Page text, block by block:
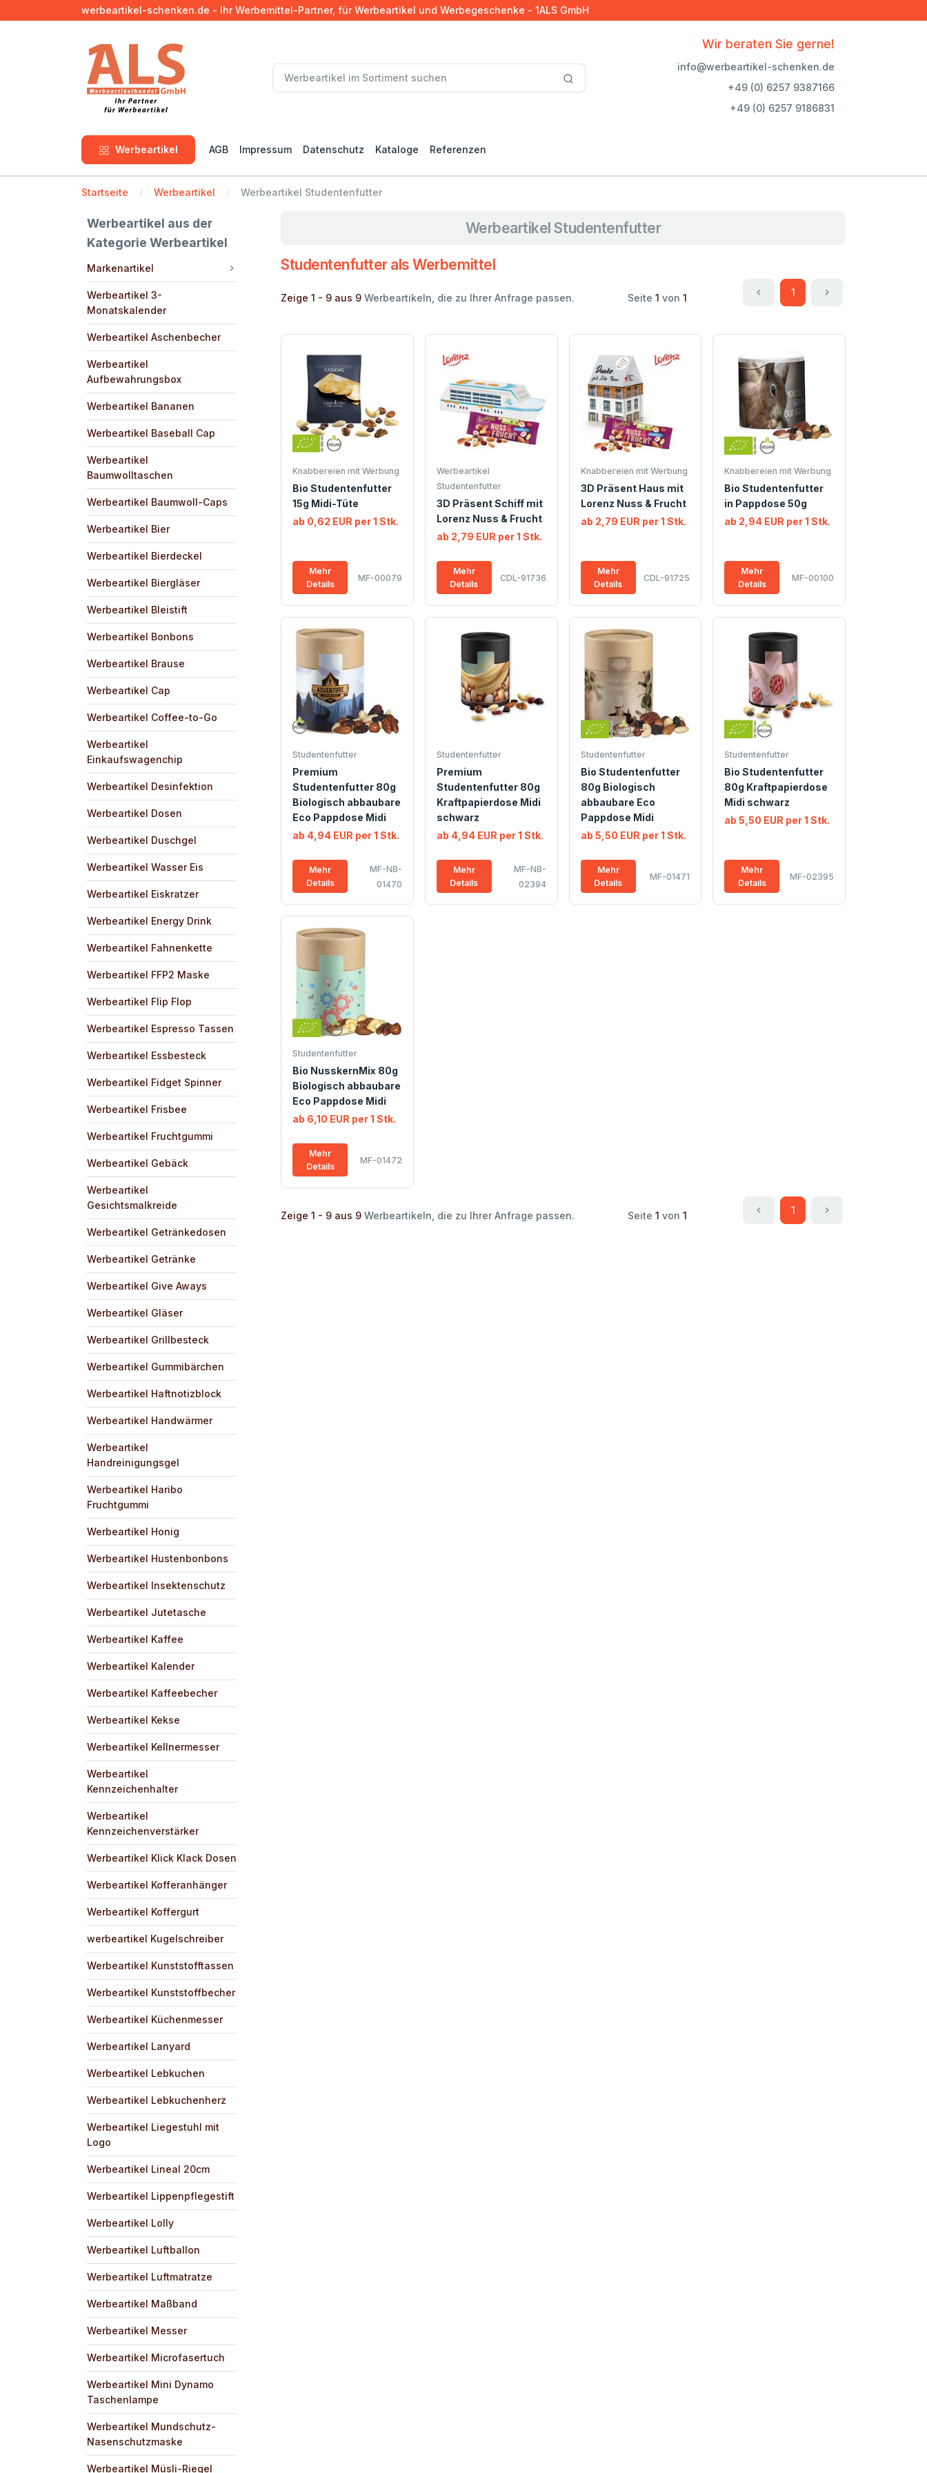
werbeartikel-schenken.de - Ihr Werbemittel-Partner, für Werbeartikel und Werbegeschenke - 1ALS GmbH
Wir beraten Sie gerne!
info@werbeartikel-schenken.de
+49 (0) 6257 9387166
+49 (0) 6257 9186831
Werbeartikel AGB Impressum Datenschutz Kataloge Referenzen
Startseite Werbeartikel Werbeartikel Studentenfutter
Werbeartikel aus der
Kategorie Werbeartikel
Markenartikel
Werbeartikel 3-
Monatskalender
Werbeartikel Aschenbecher
Werbeartikel
Aufbewahrungsbox
Werbeartikel Bananen
Werbeartikel Baseball Cap
Werbeartikel
Baumwolltaschen
Werbeartikel Baumwoll-Caps
Werbeartikel Bier
Werbeartikel Bierdeckel
Werbeartikel Biergläser
Werbeartikel Bleistift
Werbeartikel Bonbons
Werbeartikel Brause
Werbeartikel Cap
Werbeartikel Coffee-to-Go
Werbeartikel
Einkaufswagenchip
Werbeartikel Desinfektion
Werbeartikel Dosen
Werbeartikel Duschgel
Werbeartikel Wasser Eis
Werbeartikel Eiskratzer
Werbeartikel Energy Drink
Werbeartikel Fahnenkette
Werbeartikel FFP2 Maske
Werbeartikel Flip Flop
Werbeartikel Espresso Tassen
Werbeartikel Essbesteck
Werbeartikel Fidget Spinner
Werbeartikel Frisbee
Werbeartikel Fruchtgummi
Werbeartikel Gebäck
Werbeartikel
Gesichtsmalkreide
Werbeartikel Getränkedosen
Werbeartikel Getränke
Werbeartikel Give Aways
Werbeartikel Gläser
Werbeartikel Grillbesteck
Werbeartikel Gummibärchen
Werbeartikel Haftnotizblock
Werbeartikel Handwärmer
Werbeartikel
Handreinigungsgel
Werbeartikel Haribo
Fruchtgummi
Werbeartikel Honig
Werbeartikel Hustenbonbons
Werbeartikel Insektenschutz
Werbeartikel Jutetasche
Werbeartikel Kaffee
Werbeartikel Kalender
Werbeartikel Kaffeebecher
Werbeartikel Kekse
Werbeartikel Kellnermesser
Werbeartikel
Kennzeichenhalter
Werbeartikel
Kennzeichenverstärker
Werbeartikel Klick Klack Dosen
Werbeartikel Kofferanhänger
Werbeartikel Koffergurt
werbeartikel Kugelschreiber
Werbeartikel Kunststofftassen
Werbeartikel Kunststoffbecher
Werbeartikel Küchenmesser
Werbeartikel Lanyard
Werbeartikel Lebkuchen
Werbeartikel Lebkuchenherz
Werbeartikel Liegestuhl mit
Logo
Werbeartikel Lineal 20cm
Werbeartikel Lippenpflegestift
Werbeartikel Lolly
Werbeartikel Luftballon
Werbeartikel Luftmatratze
Werbeartikel Maßband
Werbeartikel Messer
Werbeartikel Microfasertuch
Werbeartikel Mini Dynamo
Taschenlampe
Werbeartikel Mundschutz-
Nasenschutzmaske
Werbeartikel Müsli-Riegel
Werbeartikel Studentenfutter
Studentenfutter als Werbemittel
Zeige 1 - 9 aus 9 Werbeartikeln, die zu Ihrer Anfrage passen. Seite1 von1 1
Knabbereien mit Werbung
Bio Studentenfutter
15g Midi-Tüte
ab 0,62 EUR per 1 Stk.
Mehr
Details
MF-00079
Werbeartikel
Studentenfutter
3D Präsent Schiff mit
Lorenz Nuss & Frucht
ab 2,79 EUR per 1 Stk.
Mehr
Details
CDL-91736
Knabbereien mit Werbung
3D Präsent Haus mit
Lorenz Nuss & Frucht
ab 2,79 EUR per 1 Stk.
Mehr
Details
CDL-91725
Knabbereien mit Werbung
Bio Studentenfutter
in Pappdose 50g
ab 2,94 EUR per 1 Stk.
Mehr
Details
MF-00100
Studentenfutter
Premium
Studentenfutter 80g
Biologisch abbaubare
Eco Pappdose Midi
ab 4,94 EUR per 1 Stk.
Mehr
Details
MF-NB-
01470
Studentenfutter
Premium
Studentenfutter 80g
Kraftpapierdose Midi
schwarz
ab 4,94 EUR per 1 Stk.
Mehr
Details
MF-NB-
02394
Studentenfutter
Bio Studentenfutter
80g Biologisch
abbaubare Eco
Pappdose Midi
ab 5,50 EUR per 1 Stk.
Mehr
Details
MF-01471
Studentenfutter
Bio Studentenfutter
80g Kraftpapierdose
Midi schwarz
ab 5,50 EUR per 1 Stk.
Mehr
Details
MF-02395
Studentenfutter
Bio NusskernMix 80g
Biologisch abbaubare
Eco Pappdose Midi
ab 6,10 EUR per 1 Stk.
Mehr
Details
MF-01472
Zeige 1 - 9 aus 9 Werbeartikeln, die zu Ihrer Anfrage passen. Seite1 von1 1